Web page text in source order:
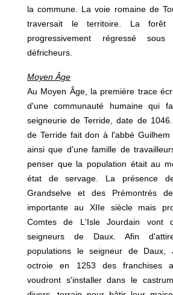
la commune. La voie romaine de
traversait le territoire. La forêt
progressivement régressé
défricheurs.
Moyen Âge
Au Moyen Âge, la première trace
d'une communauté humaine qui
seigneurie de Terride, date de
de Terride fait don à l'abbé Guilhem
ainsi que d'une famille de
penser que la population était au
état de servage. La présence
Grandselve et des Prémontrés
importante au XIIe siècle mais
Comtes de L'Isle Jourdain vont
seigneurs de Daux. Afin
populations le seigneur de Daux,
octroie en 1253 des franchises
voudront s'installer dans le